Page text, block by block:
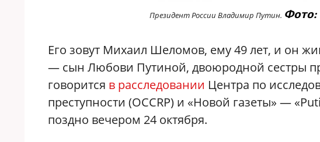
Президент России Владимир Путин. Фото:
Его зовут Михаил Шеломов, ему 49 лет, и он
— сын Любови Путиной, двоюродной сестры
говорится в расследовании Центра по
преступности (OCCRP) и «Новой газеты» —
поздно вечером 24 октября.